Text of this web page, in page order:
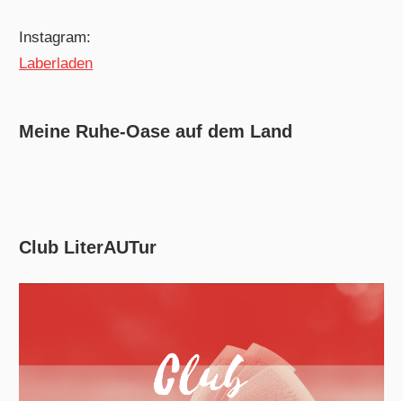
Instagram:
Laberladen
Meine Ruhe-Oase auf dem Land
Club LiterAUTur